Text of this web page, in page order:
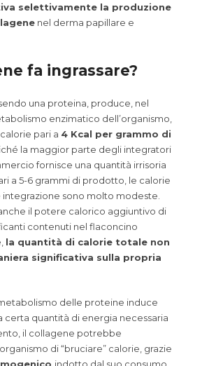
selettivamente la produzione
nel derma papillare e
fa ingrassare?
una proteina, produce, nel
enzimatico dell’organismo,
pari a 4 Kcal per grammo di
la maggior parte degli integratori
fornisce una quantità irrisoria
a 5-6 grammi di prodotto, le calorie
integrazione sono molto modeste.
il potere calorico aggiuntivo di
contenuti nel flaconcino
la quantità di calorie totale non
significativa sulla propria
delle proteine induce
certa quantità di energia necessaria
il collagene potrebbe
di “bruciare” calorie, grazie
indotto dal suo consumo.